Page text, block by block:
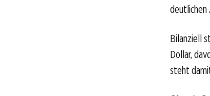
deutlichen
Bilanziell
Dollar,
steht